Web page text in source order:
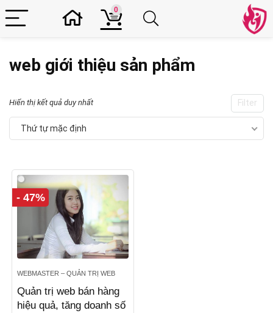
0
web giới thiệu sản phẩm
Filter
Hiển thị kết quả duy nhất
Thứ tự mặc định
- 47%
WEBMASTER – QUẢN TRỊ WEB
Quản trị web bán hàng
hiệu quả, tăng doanh số